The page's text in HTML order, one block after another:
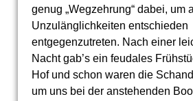
genug „Wegzehrung“ dabei, um
Unzulänglichkeiten entschieden
entgegenzutreten. Nach einer
Nacht gab’s ein feudales
Hof und schon waren die
um uns bei der anstehenden